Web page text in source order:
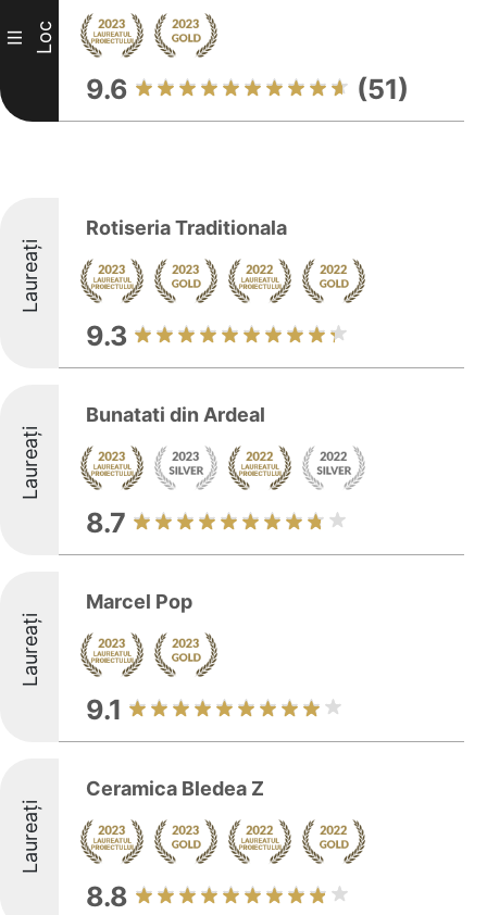
III Loc
9.6 (51)
Laureați
Rotiseria Traditionala
9.3
Laureați
Bunatati din Ardeal
8.7
Laureați
Marcel Pop
9.1
Laureați
Ceramica Bledea Z
8.8